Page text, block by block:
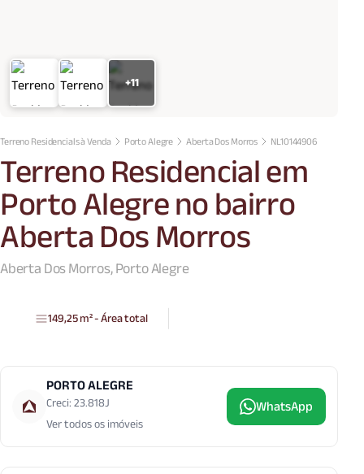
+11
Terreno Residencials à Venda Porto Alegre Aberta Dos Morros NL10144906
Terreno Residencial em
Porto Alegre no bairro
Aberta Dos Morros
Aberta Dos Morros, Porto Alegre
149,25 m² - Área total
PORTO ALEGRE
Creci: 23.818J
Ver todos os imóveis
WhatsApp